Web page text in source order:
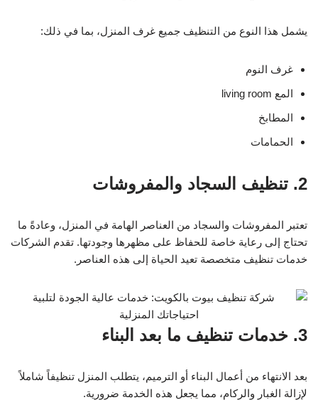
يشمل هذا النوع من التنظيف جميع غرف المنزل، بما في ذلك:
غرف النوم
المع living room
المطابخ
الحمامات
2. تنظيف السجاد والمفروشات
تعتبر المفروشات والسجاد من العناصر الهامة في المنزل، وعادةً ما
تحتاج إلى رعاية خاصة للحفاظ على مظهرها وجودتها. تقدم الشركات
خدمات تنظيف متخصصة تعيد الحياة إلى هذه العناصر.
3. خدمات تنظيف ما بعد البناء
بعد الانتهاء من أعمال البناء أو الترميم، يتطلب المنزل تنظيفاً شاملاً
لإزالة الغبار والركام، مما يجعل هذه الخدمة ضرورية.